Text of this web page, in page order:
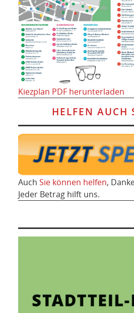
Kiezplan PDF herunterladen
HELFEN AUCH
Auch Sie können helfen,
Jeder Betrag hilft uns.